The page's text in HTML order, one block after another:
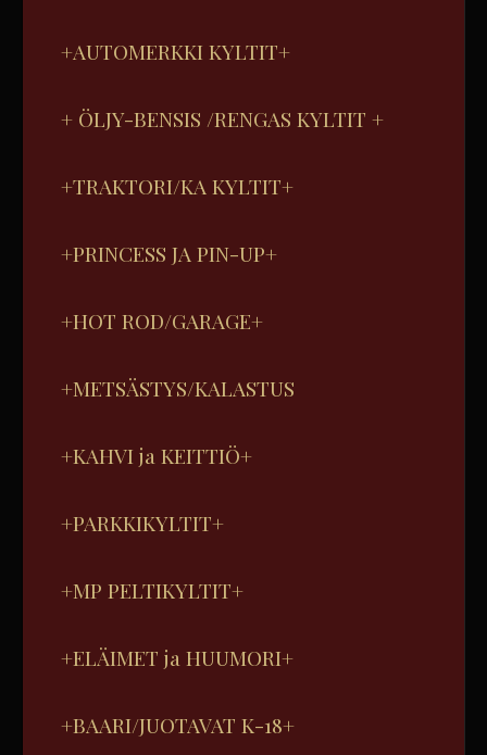
+AUTOMERKKI KYLTIT+
+ ÖLJY-BENSIS /RENGAS KYLTIT +
+TRAKTORI/KA KYLTIT+
+PRINCESS JA PIN-UP+
+HOT ROD/GARAGE+
+METSÄSTYS/KALASTUS
+KAHVI ja KEITTIÖ+
+PARKKIKYLTIT+
+MP PELTIKYLTIT+
+ELÄIMET ja HUUMORI+
+BAARI/JUOTAVAT K-18+